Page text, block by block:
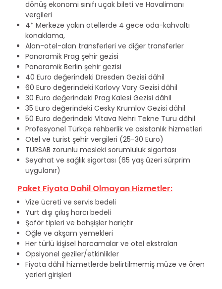
dönüş ekonomi sınıfı uçak bileti ve Havalimanı
vergileri
4* Merkeze yakın otellerde 4 gece oda-kahvaltı
konaklama,
Alan-otel-alan transferleri ve diğer transferler
Panoramik Prag şehir gezisi
Panoramik Berlin şehir gezisi
40 Euro değerindeki Dresden Gezisi dâhil
60 Euro değerindeki Karlovy Vary Gezisi dâhil
30 Euro değerindeki Prag Kalesi Gezisi dâhil
35 Euro değerindeki Cesky Krumlov Gezisi dâhil
50 Euro değerindeki Vltava Nehri Tekne Turu dâhil
Profesyonel Türkçe rehberlik ve asistanlık hizmetleri
Otel ve turist şehir vergileri (25-30 Euro)
TURSAB zorunlu mesleki sorumluluk sigortası
Seyahat ve sağlık sigortası (65 yaş üzeri sürprim
uygulanır)
Paket Fiyata Dahil Olmayan Hizmetler:
Vize ücreti ve servis bedeli
Yurt dışı çıkış harcı bedeli
Şoför tipleri ve bahşişler hariçtir
Öğle ve akşam yemekleri
Her türlü kişisel harcamalar ve otel ekstraları
Opsiyonel geziler/etkinlikler
Fiyata dâhil hizmetlerde belirtilmemiş müze ve ören
yerleri girişleri